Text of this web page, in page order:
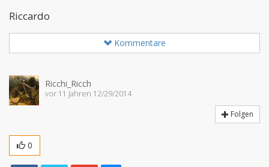
Riccardo
Kommentare
Ricchi_Ricch
vor 11 Jahren 12/29/2014
Folgen
0